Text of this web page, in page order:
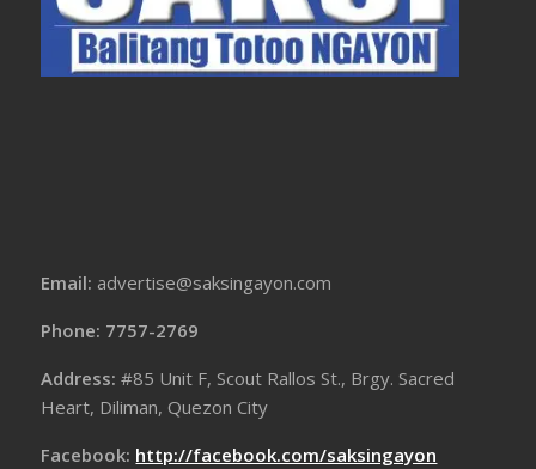
Email: advertise@saksingayon.com
Phone: 7757-2769
Address:#85 Unit F, Scout Rallos St., Brgy. Sacred
Heart, Diliman, Quezon City
Facebook: http://facebook.com/saksingayon